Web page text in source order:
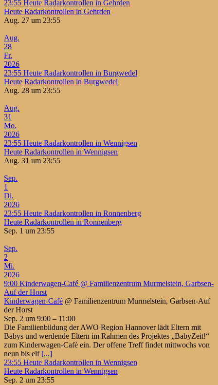
23:55 Heute Radarkontrollen in Gehrden
Heute Radarkontrollen in Gehrden
Aug. 27 um 23:55
Aug.
28
Fr.
2026
23:55 Heute Radarkontrollen in Burgwedel
Heute Radarkontrollen in Burgwedel
Aug. 28 um 23:55
Aug.
31
Mo.
2026
23:55 Heute Radarkontrollen in Wennigsen
Heute Radarkontrollen in Wennigsen
Aug. 31 um 23:55
Sep.
1
Di.
2026
23:55 Heute Radarkontrollen in Ronnenberg
Heute Radarkontrollen in Ronnenberg
Sep. 1 um 23:55
Sep.
2
Mi.
2026
9:00 Kinderwagen-Café @ Familienzentrum Murmelstein, Garbsen-
Auf der Horst
Kinderwagen-Café @ Familienzentrum Murmelstein, Garbsen-Auf
der Horst
Sep. 2 um 9:00 – 11:00
Die Familienbildung der AWO Region Hannover lädt Eltern mit
Babys und werdende Eltern im Rahmen des Projektes „BabyZeit!“
zum Kinderwagen-Café ein. Der offene Treff findet mittwochs von
neun bis elf [...]
23:55 Heute Radarkontrollen in Wennigsen
Heute Radarkontrollen in Wennigsen
Sep. 2 um 23:55